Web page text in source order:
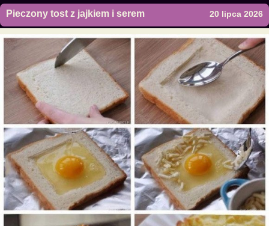
Pieczony tost z jajkiem i serem 20 lipca 2026